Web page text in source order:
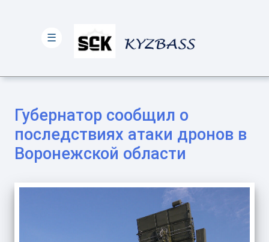
Губернатор сообщил о
последствиях атаки дронов в
Воронежской области
☰